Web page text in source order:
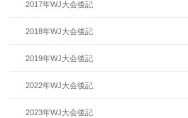
2017年WJ大会後記
2018年WJ大会後記
2019年WJ大会後記
2022年WJ大会後記
2023年WJ大会後記